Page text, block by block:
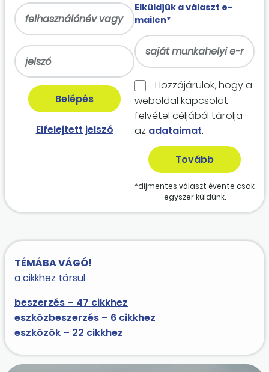
Elfelejtett jelszó
Elküldjük a választ e-
mailen*
Hozzájárulok, hogy a
weboldal kapcso­lat­
felvétel céljából tárolja
az adataimat.
*díjmentes választ évente csak
egyszer küldünk.
TÉMÁBA VÁGÓ!
a cikkhez társul
beszerzés – 47 cikkhez
eszközbeszerzés – 6 cikkhez
eszközök – 22 cikkhez